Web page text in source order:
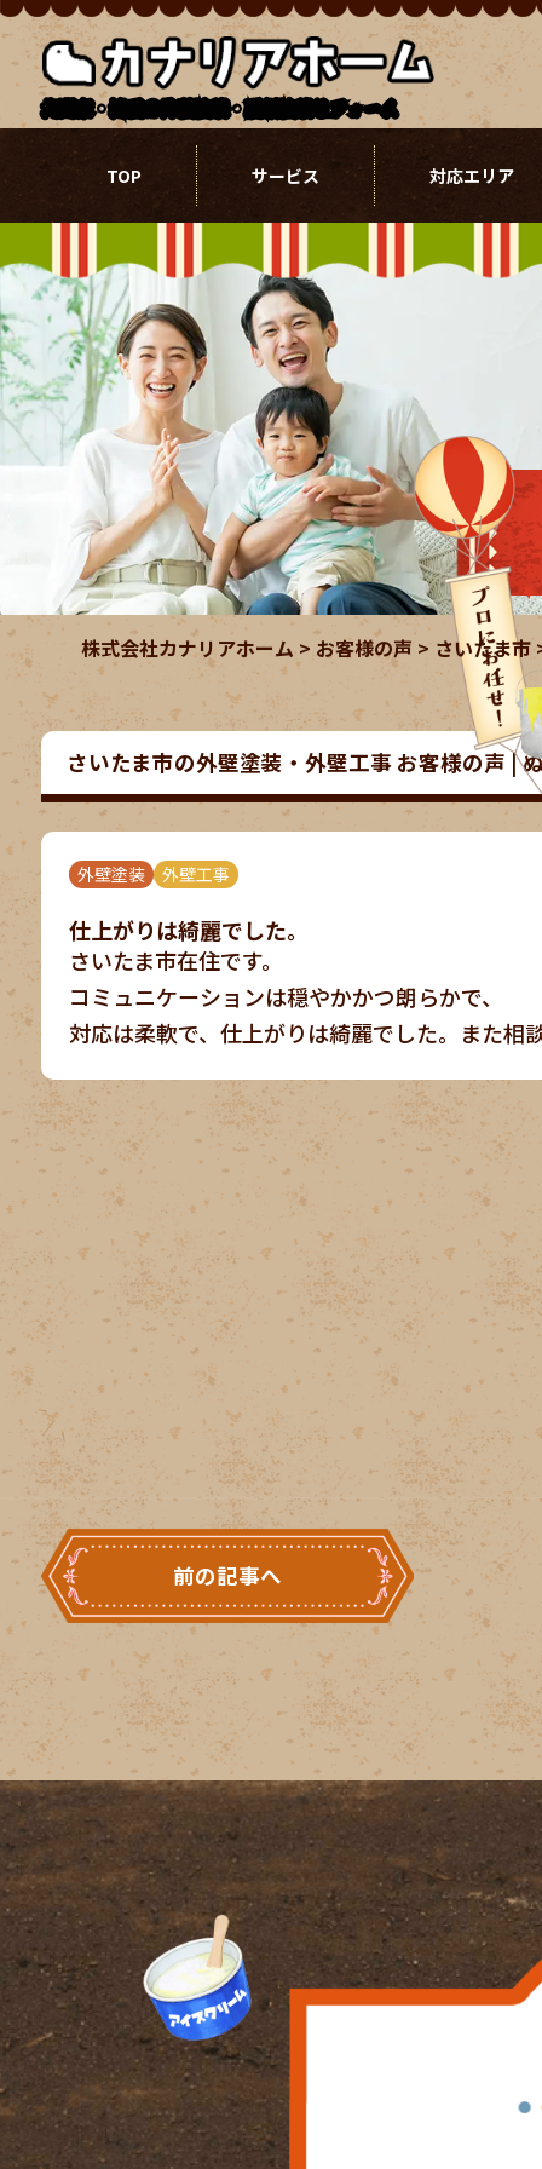
北関東・埼玉の外壁塗装・屋根塗装リフォーム
TOP サービス 対応エリア
株式会社カナリアホーム>お客様の声 > さいたま市
さいたま市の外壁塗装・外壁工事 お客様の声 |
外壁塗装 外壁工事
仕上がりは綺麗でした。
さいたま市在住です。
コミュニケーションは穏やかかつ朗らかで、
対応は柔軟で、仕上がりは綺麗でした。また相
前の記事へ